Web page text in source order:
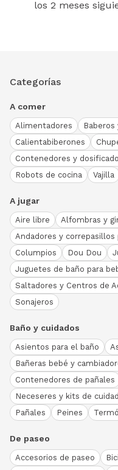
los 2 meses
Categorías
A comer
Alimentadores
Calientabiberones
Contenedores y
Robots de cocina
Vajilla
A jugar
Aire libre
Alfombras y
Andadores y correpasillos
Columpios
Dou Dou
Juguetes de baño para
Saltadores y Centros de
Sonajeros
Baño y cuidados
Asientos para el baño
Bañeras bebé y
Contenedores de pañales
Neceseres y kits de
Pañales
Peines
De paseo
Accesorios de paseo